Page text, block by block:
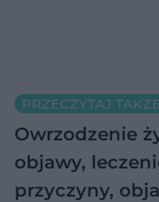
PRZECZYTAJ
Owrzodzenie
objawy,
przyczyny,